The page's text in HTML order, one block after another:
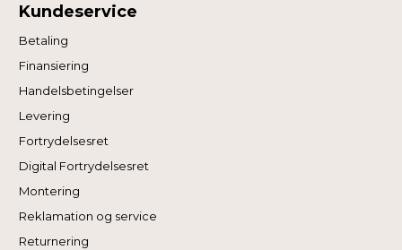
Kundeservice
Betaling
Finansiering
Handelsbetingelser
Levering
Fortrydelsesret
Digital Fortrydelsesret
Montering
Reklamation og service
Returnering